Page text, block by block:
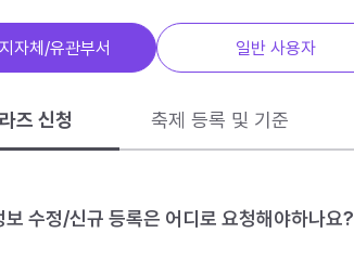
자체/유관부서 일반 사용자
즈 신청 축제 등록 및 기준
보 수정/신규 등록은 어디로 요청해야하나요?